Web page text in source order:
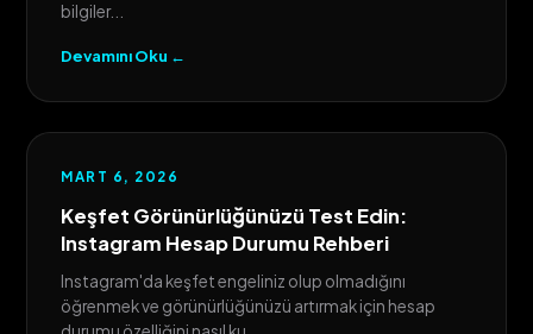
bilgiler...
Devamını Oku ←
MART 6, 2026
Keşfet Görünürlüğünüzü Test Edin:
Instagram Hesap Durumu Rehberi
Instagram'da keşfet engeliniz olup olmadığını
öğrenmek ve görünürlüğünüzü artırmak için hesap